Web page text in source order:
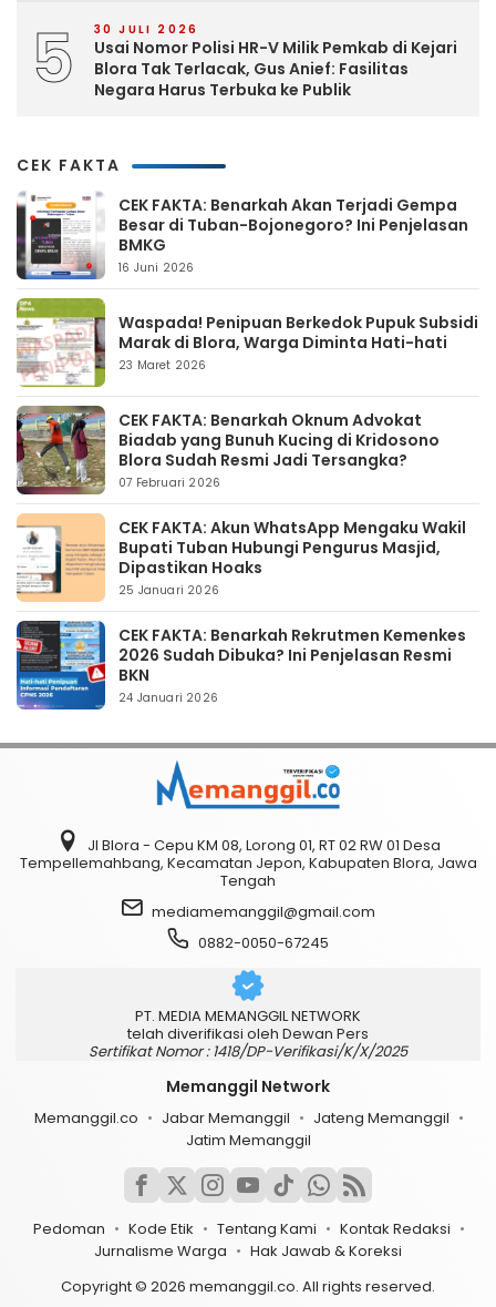
5 30 JULI 2026
Usai Nomor Polisi HR-V Milik Pemkab di Kejari
Blora Tak Terlacak, Gus Anief: Fasilitas
Negara Harus Terbuka ke Publik
CEK FAKTA
CEK FAKTA: Benarkah Akan Terjadi Gempa
Besar di Tuban-Bojonegoro? Ini Penjelasan
BMKG
16 Juni 2026
Waspada! Penipuan Berkedok Pupuk Subsidi
Marak di Blora, Warga Diminta Hati-hati
23 Maret 2026
CEK FAKTA: Benarkah Oknum Advokat
Biadab yang Bunuh Kucing di Kridosono
Blora Sudah Resmi Jadi Tersangka?
07 Februari 2026
CEK FAKTA: Akun WhatsApp Mengaku Wakil
Bupati Tuban Hubungi Pengurus Masjid,
Dipastikan Hoaks
25 Januari 2026
CEK FAKTA: Benarkah Rekrutmen Kemenkes
2026 Sudah Dibuka? Ini Penjelasan Resmi
BKN
24 Januari 2026
Jl Blora - Cepu KM 08, Lorong 01, RT 02 RW 01 Desa
Tempellemahbang, Kecamatan Jepon, Kabupaten Blora, Jawa
Tengah
mediamemanggil@gmail.com
0882-0050-67245
PT. MEDIA MEMANGGIL NETWORK
telah diverifikasi oleh Dewan Pers
Sertifikat Nomor : 1418/DP-Verifikasi/K/X/2025
Memanggil Network
Memanggil.co Jabar Memanggil
Jateng Memanggil
Jatim Memanggil
Pedoman Kode Etik Tentang Kami
Kontak Redaksi
Jurnalisme Warga
Hak Jawab & Koreksi
Copyright © 2026 memanggil.co. All rights reserved.